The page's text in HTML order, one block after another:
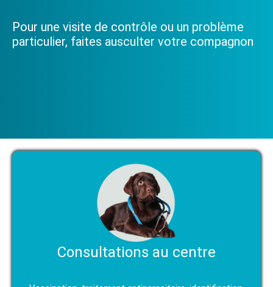
Pour une visite de contrôle ou un problème
particulier, faites ausculter votre compagnon
Consultations au centre